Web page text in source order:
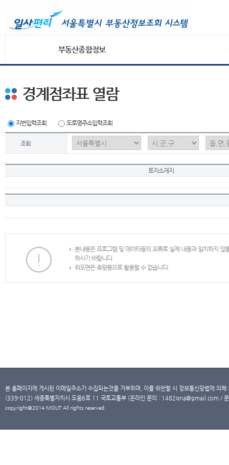
부동산종합정보
경계점좌표 열람
지번입력조회 도로명주소입력조회
조회
토지소재지
본내용은 프로그램 및 데이타등의 오류로 실제 내용과 일치하지
하시기 바랍니다.
위도면은 측량용으로 활용할 수 없습니다.
본 홈페이지에 게시된 이메일주소가 수집되는것을 거부하며, 이를 위반할 시 정보통신망법에 의
(339-012) 세종특별자치시 도움6로 11 국토교통부 (온라인 문의 : 1482qna@gmail.com /
copyright@2014 MOLIT All rights reserved.